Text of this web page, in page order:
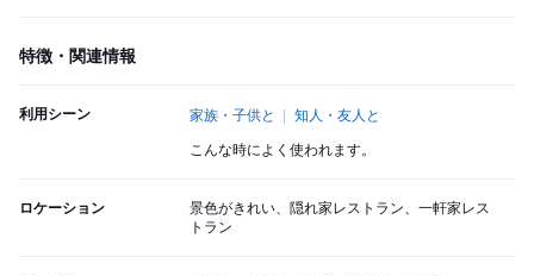
特徴・関連情報
利用シーン 家族・子供と 知人・友人と
こんな時によく使われます。
ロケーション
景色がきれい、隠れ家レストラン、一軒家レス
トラン